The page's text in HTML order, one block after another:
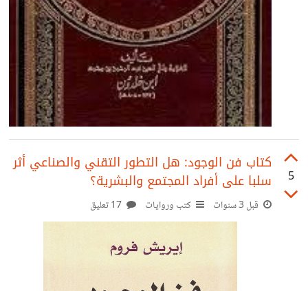
5
كتاب فن الوجود: هل التطور التقني والصناعي أثر
سلبا على أفراد المجتمع والبشرية؟
قبل 3 سنوات كتب وروايات